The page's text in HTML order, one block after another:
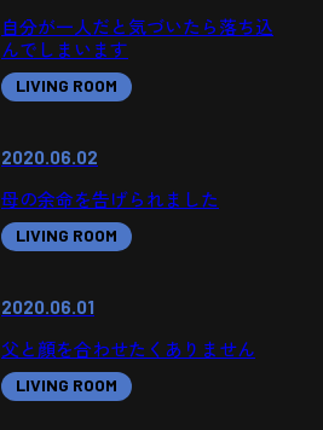
自分が一人だと気づいたら落ち込
んでしまいます
LIVING ROOM
2020.06.02
母の余命を告げられました
LIVING ROOM
2020.06.01
父と顔を合わせたくありません
LIVING ROOM